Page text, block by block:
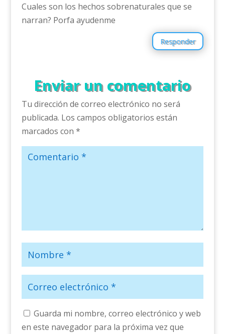
Cuales son los hechos sobrenaturales que se
narran? Porfa ayudenme
Responder
Enviar un comentario
Tu dirección de correo electrónico no será
publicada. Los campos obligatorios están
marcados con *
Guarda mi nombre, correo electrónico y web
en este navegador para la próxima vez que